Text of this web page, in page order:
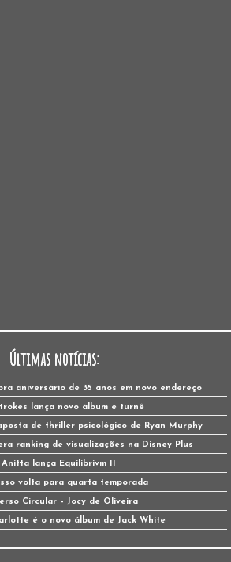
Últimas notícias:
aniversário de 35 anos em novo endereço
lança novo álbum e turnê
de thriller psicológico de Ryan Murphy
ranking de visualizações na Disney Plus
Anitta lança Equilibrivm II
volta para quarta temporada
Circular – Jocy de Oliveira
é o novo álbum de Jack White